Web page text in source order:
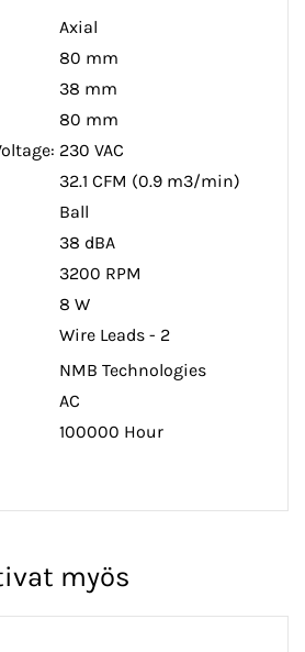
Axial
80 mm
38 mm
80 mm
230 VAC
32.1 CFM (0.9 m3/min)
Ball
38 dBA
3200 RPM
8 W
Wire Leads - 2
NMB Technologies
AC
100000 Hour
myös